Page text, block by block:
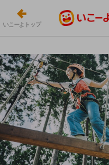
いこーよトップ